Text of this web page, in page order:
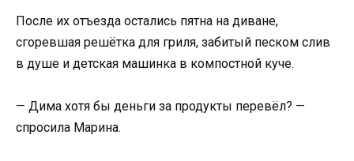
После их отъезда остались пятна на диване,
сгоревшая решётка для гриля, забитый песком слив
в душе и детская машинка в компостной куче.
— Дима хотя бы деньги за продукты перевёл? —
спросила Марина.